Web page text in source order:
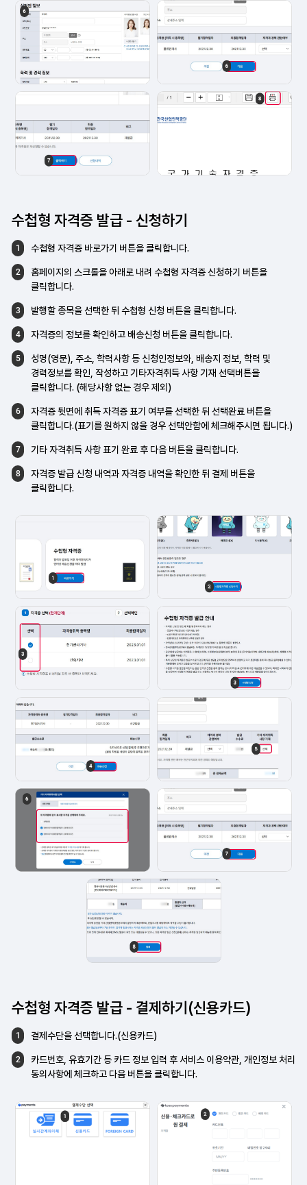
수첩형 자격증 발급 - 신청하기
1 수첩형 자격증 바로가기 버튼을 클릭합니다.
2 홈페이지의 스크롤을 아래로 내려 수첩형 자격증 신청하기 버튼을
클릭합니다.
3 발행할 종목을 선택한 뒤 수첩형 신청 버튼을클릭합니다.
4 자격증의 정보를 확인하고 배송신청 버튼을클릭합니다.
5 성명(영문), 주소, 학력사항 등 신청인정보와, 배송지 정보, 학력 및
경력정보를 확인, 작성하고 기타자격취득 사항 기재 선택버튼을
클릭합니다. (해당사항 없는 경우 제외)
6 자격증 뒷면에 취득 자격증 표기 여부를 선택한뒤 선택완료 버튼을
클릭합니다.(표기를 원하지 않을 경우 선택안함에 체크해주시면 됩니다.)
7 기타 자격취득 사항 표기 완료 후 다음 버튼을클릭합니다.
8 자격증 발급 신청 내역과 자격증 내역을확인한 뒤 결제 버튼을
클릭합니다.
수첩형 자격증 발급 - 결제하기(신용카드)
1 결제수단을 선택합니다.(신용카드)
2 카드번호, 유효기간 등 카드 정보 입력 후서비스 이용약관, 개인정보 처리
동의사항에 체크하고 다음 버튼을 클릭합니다.